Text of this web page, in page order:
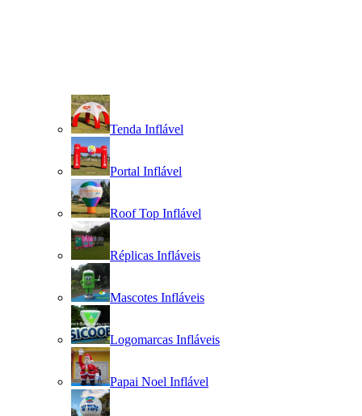
Tenda Inflável
Portal Inflável
Roof Top Inflável
Réplicas Infláveis
Mascotes Infláveis
Logomarcas Infláveis
Papai Noel Inflável